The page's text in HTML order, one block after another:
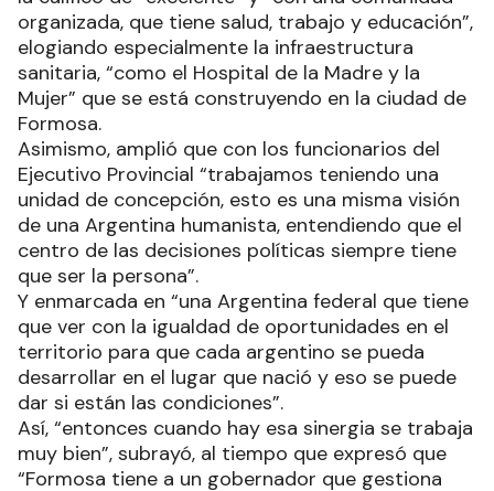
organizada, que tiene salud, trabajo y educación”,
elogiando especialmente la infraestructura
sanitaria, “como el Hospital de la Madre y la
Mujer” que se está construyendo en la ciudad de
Formosa.
Asimismo, amplió que con los funcionarios del
Ejecutivo Provincial “trabajamos teniendo una
unidad de concepción, esto es una misma visión
de una Argentina humanista, entendiendo que el
centro de las decisiones políticas siempre tiene
que ser la persona”.
Y enmarcada en “una Argentina federal que tiene
que ver con la igualdad de oportunidades en el
territorio para que cada argentino se pueda
desarrollar en el lugar que nació y eso se puede
dar si están las condiciones”.
Así, “entonces cuando hay esa sinergia se trabaja
muy bien”, subrayó, al tiempo que expresó que
“Formosa tiene a un gobernador que gestiona